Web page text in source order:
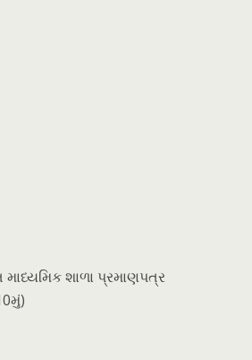
શાળા પ્રમાણપત્ર